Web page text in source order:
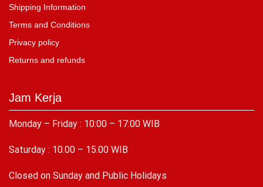
Shipping Information
Terms and Conditions
Privacy policy
Returns and refunds
Jam Kerja
Monday – Friday : 10:00 – 17:00 WIB
Saturday : 10.00 – 15.00 WIB
Closed on Sunday and Public Holidays